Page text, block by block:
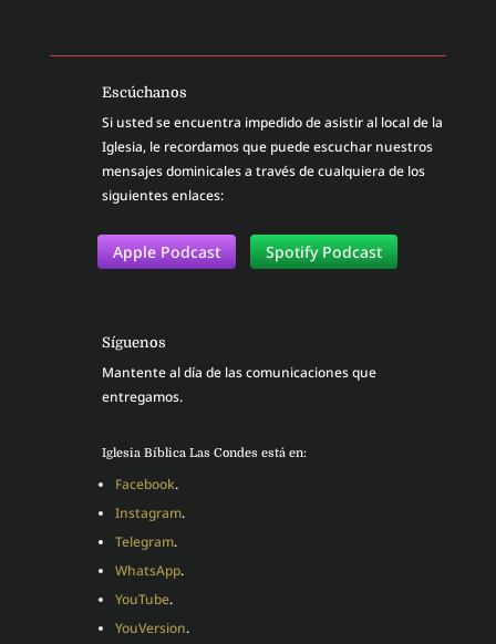
Escúchanos
Si usted se encuentra impedido de asistir al local de la
Iglesia, le recordamos que puede escuchar nuestros
mensajes dominicales a través de cualquiera de los
siguientes enlaces:
Apple Podcast Spotify Podcast
Síguenos
Mantente al día de las comunicaciones que
entregamos.
Iglesia Bíblica Las Condes está en:
Facebook.
Instagram.
Telegram.
WhatsApp.
YouTube.
YouVersion.